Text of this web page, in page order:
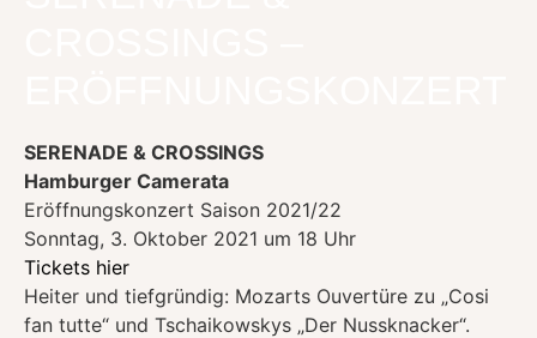
SERENADE & CROSSINGS
Hamburger Camerata
Eröffnungskonzert Saison 2021/22
Sonntag, 3. Oktober 2021 um 18 Uhr
Tickets hier
Heiter und tiefgründig: Mozarts Ouvertüre zu „Cosi
fan tutte“ und Tschaikowskys „Der Nussknacker“.